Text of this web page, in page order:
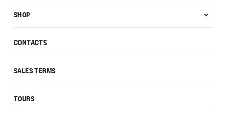
CONTACTS
SALES TERMS
TOURS
SHOP